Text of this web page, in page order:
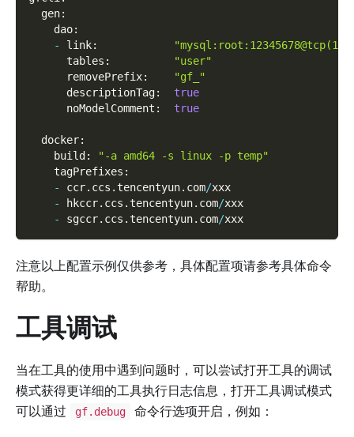
  gen
:
    dao
:
-
link:
      tables
:
"user"
      removePrefix
:
"gf_"
      descriptionTag
:
true
      noModelComment
: true
  docker
:
    build
:
"-a amd64 -s linux -p temp"
    tagPrefixes
:
-
ccr. ccs . tencentyun. com/xxx
-
hkccr. ccs . tencentyun. com/xxx
-
sgccr. ccs . tencentyun. com/xxx
注意以上配置示例仅供参考，具体配置项请参考具体命令
帮助。
工具调试
当在工具的使用中遇到问题时，可以尝试打开工具的调试
模式获得更详细的工具执行日志信息，打开工具调试模式
可以通过
gf.debug 命令行选项开启，例如：